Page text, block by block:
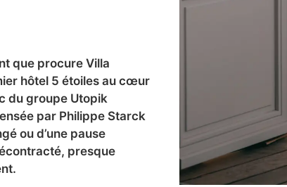
que procure Villa
hôtel 5 étoiles au cœur
du groupe Utopik
par Philippe Starck
ou d’une pause
presque